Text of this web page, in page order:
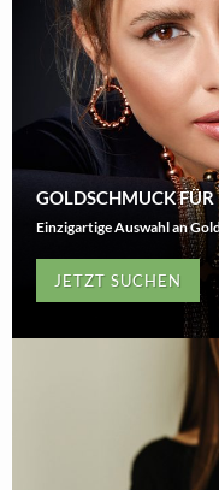
GOLDSCHMUCK
Einzigartige Auswahl an
JETZT SUCHEN